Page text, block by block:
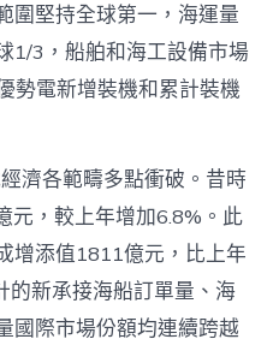
圍堅持全球第一，海運量
1/3，船舶和海工設備市場
勢電新增裝機和累計裝機
濟各範疇多點衝破。昔時
元，較上年增加6.8%。此
增添值1811億元，比上年
的新承接海船訂單量、海
國際市場份額均連續跨越